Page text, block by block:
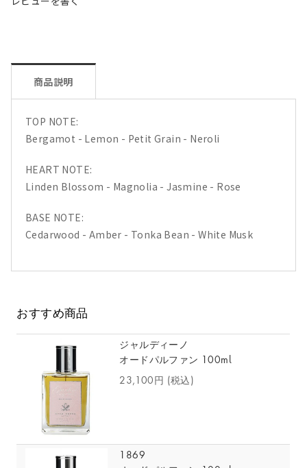
商品説明
TOP NOTE:
Bergamot - Lemon - Petit Grain - Neroli
HEART NOTE:
Linden Blossom - Magnolia - Jasmine - Rose
BASE NOTE:
Cedarwood - Amber - Tonka Bean - White Musk
おすすめ商品
ジャルディーノ
オードパルファン 100ml
23,100円 (税込)
1869